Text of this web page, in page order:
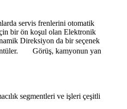
servis frenlerini otomatik
bir ön koşul olan Elektronik
Direksiyon da bir seçenek
Görüş, kamyonun yan
segmentleri ve işleri çeşitli